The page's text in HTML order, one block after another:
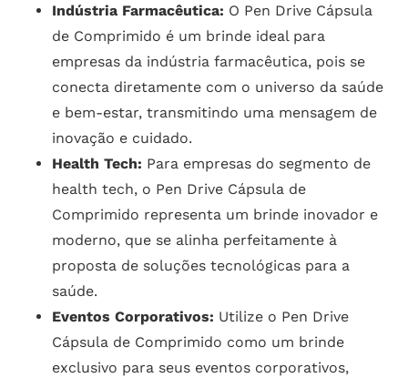
Indústria Farmacêutica: O Pen Drive Cápsula
de Comprimido é um brinde ideal para
empresas da indústria farmacêutica, pois se
conecta diretamente com o universo da saúde
e bem-estar, transmitindo uma mensagem de
inovação e cuidado.
Health Tech: Para empresas do segmento de
health tech, o Pen Drive Cápsula de
Comprimido representa um brinde inovador e
moderno, que se alinha perfeitamente à
proposta de soluções tecnológicas para a
saúde.
Eventos Corporativos: Utilize o Pen Drive
Cápsula de Comprimido como um brinde
exclusivo para seus eventos corporativos,